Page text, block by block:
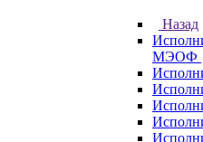
Назад
МЭОФ